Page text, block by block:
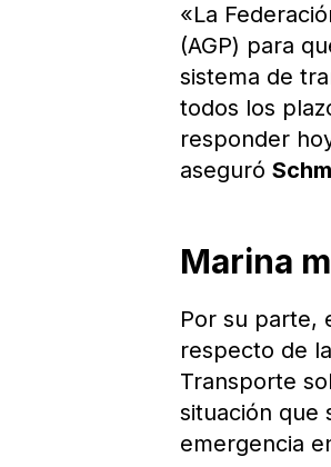
«La
(AGP) para
sistema de
todos los
responder
aseguró
Marina
Por su parte,
respecto de
Transporte
situación que
emergencia